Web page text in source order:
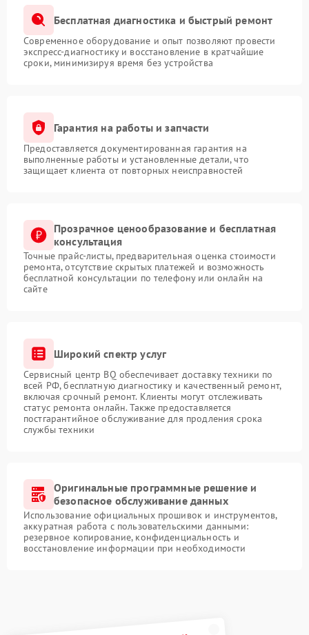
Бесплатная диагностика и быстрый ремонт
Современное оборудование и опыт позволяют провести
экспресс-диагностику и восстановление в кратчайшие
сроки, минимизируя время без устройства
Гарантия на работы и запчасти
Предоставляется документированная гарантия на
выполненные работы и установленные детали, что
защищает клиента от повторных неисправностей
Прозрачное ценообразование и бесплатная
консультация
Точные прайс-листы, предварительная оценка стоимости
ремонта, отсутствие скрытых платежей и возможность
бесплатной консультации по телефону или онлайн на
сайте
Широкий спектр услуг
Сервисный центр BQ обеспечивает доставку техники по
всей РФ, бесплатную диагностику и качественный ремонт,
включая срочный ремонт. Клиенты могут отслеживать
статус ремонта онлайн. Также предоставляется
постгарантийное обслуживание для продления срока
службы техники
Оригинальные программные решение и
безопасное обслуживание данных
Использование официальных прошивок и инструментов,
аккуратная работа с пользовательскими данными:
резервное копирование, конфиденциальность и
восстановление информации при необходимости